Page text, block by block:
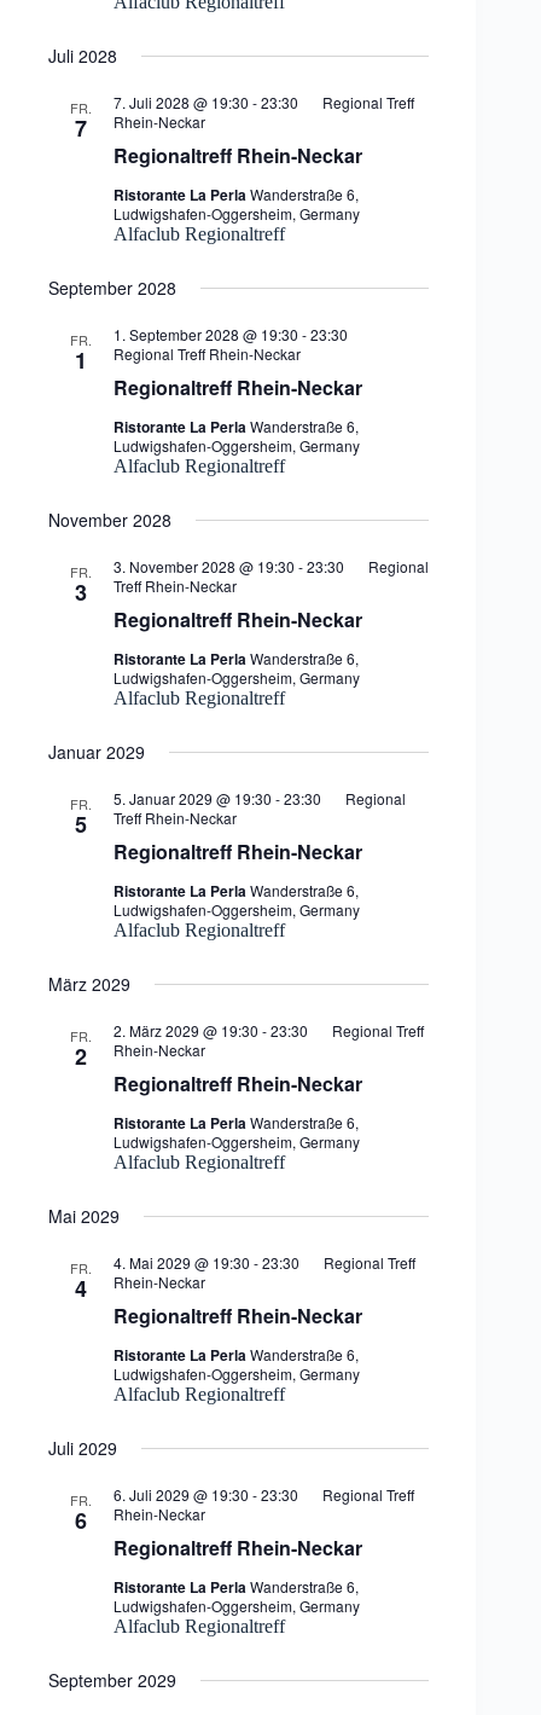
Juli 2028
FR.
7
Regionaltreff Rhein-Neckar
7. Juli 2028 @ 19:30 -23:30
Regional Treff
Rhein-Neckar
Ristorante La PerlaWanderstraße 6,
Ludwigshafen-Oggersheim, Germany
Alfaclub Regionaltreff
September 2028
FR.
1
Regionaltreff Rhein-Neckar
1. September 2028 @ 19:30 -23:30
Regional Treff Rhein-Neckar
Ristorante La PerlaWanderstraße 6,
Ludwigshafen-Oggersheim, Germany
Alfaclub Regionaltreff
November 2028
FR.
3
Regionaltreff Rhein-Neckar
3. November 2028 @ 19:30 -23:30
Regional
Treff Rhein-Neckar
Ristorante La PerlaWanderstraße 6,
Ludwigshafen-Oggersheim, Germany
Alfaclub Regionaltreff
Januar 2029
FR.
5
Regionaltreff Rhein-Neckar
5. Januar 2029 @ 19:30 -23:30
Regional
Treff Rhein-Neckar
Ristorante La PerlaWanderstraße 6,
Ludwigshafen-Oggersheim, Germany
Alfaclub Regionaltreff
März 2029
FR.
2
Regionaltreff Rhein-Neckar
2. März 2029 @ 19:30 -23:30
Regional Treff
Rhein-Neckar
Ristorante La PerlaWanderstraße 6,
Ludwigshafen-Oggersheim, Germany
Alfaclub Regionaltreff
Mai 2029
FR.
4
Regionaltreff Rhein-Neckar
4. Mai 2029 @ 19:30 -23:30
Regional Treff
Rhein-Neckar
Ristorante La PerlaWanderstraße 6,
Ludwigshafen-Oggersheim, Germany
Alfaclub Regionaltreff
Juli 2029
FR.
6
Regionaltreff Rhein-Neckar
6. Juli 2029 @ 19:30 -23:30
Regional Treff
Rhein-Neckar
Ristorante La PerlaWanderstraße 6,
Ludwigshafen-Oggersheim, Germany
Alfaclub Regionaltreff
September 2029